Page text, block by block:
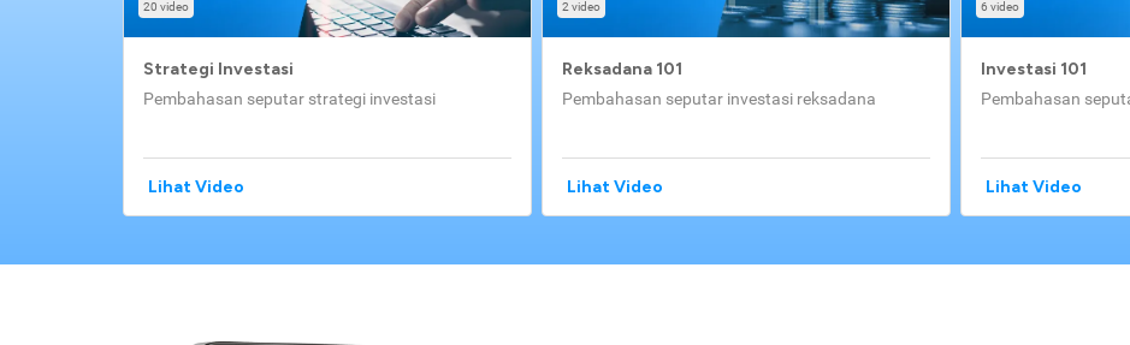
20 video
Strategi Investasi
Pembahasan seputar strategi investasi
Lihat Video
2 video
Reksadana 101
Pembahasan seputar investasi reksadana
Lihat Video
6 video
Investasi 101
Pembahasan
Lihat Video